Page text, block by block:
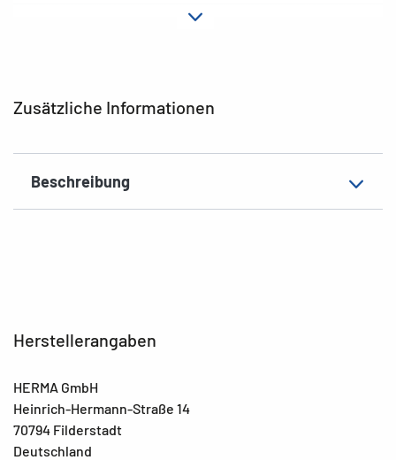
Zusätzliche Informationen
Beschreibung
Herstellerangaben
HERMA GmbH
Heinrich-Hermann-Straße 14
70794 Filderstadt
Deutschland